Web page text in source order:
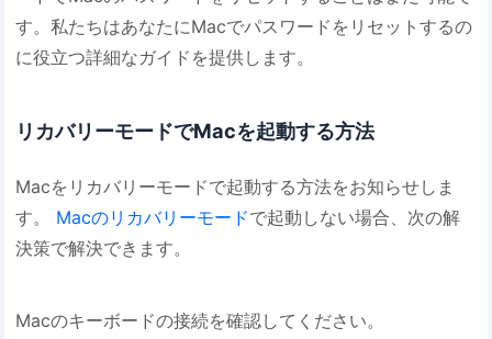
す。私たちはあなたにMacでパスワードをリセットするの
に役立つ詳細なガイドを提供します。
リカバリーモードでMacを起動する方法
Macをリカバリーモードで起動する方法をお知らせしま
す。
Macのリカバリーモードで起動しない場合、次の解
決策で解決できます。
Macのキーボードの接続を確認してください。